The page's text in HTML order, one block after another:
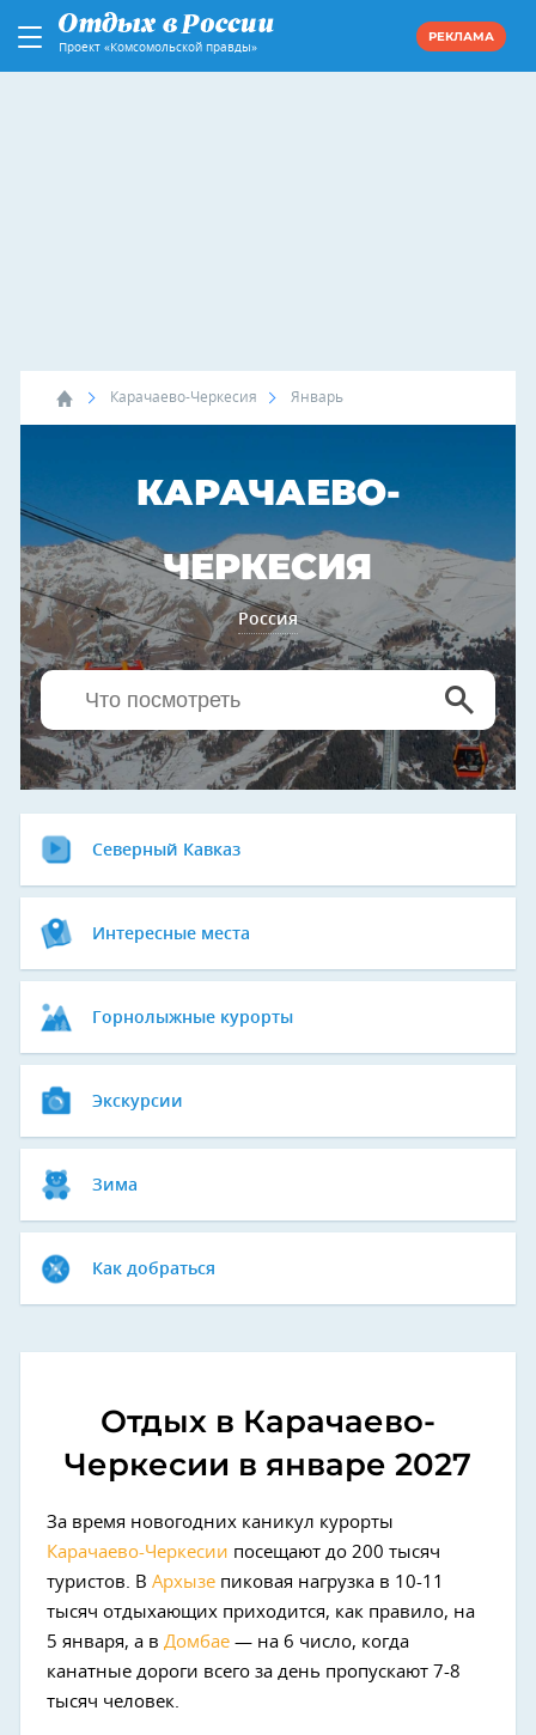
Проект «Комсомольской правды»
РЕКЛАМА
Карачаево-Черкесия Январь
КАРАЧАЕВО-
ЧЕРКЕСИЯ
Россия
Северный Кавказ
Интересные места
Горнолыжные курорты
Экскурсии
Зима
Как добраться
Отдых в Карачаево-
Черкесии в январе 2027
За время новогодних каникул курорты
Карачаево-Черкесии посещают до 200 тысяч
туристов. В Архызе пиковая нагрузка в 10-11
тысяч отдыхающих приходится, как правило, на
5 января, а в Домбае — на 6 число, когда
канатные дороги всего за день пропускают 7-8
тысяч человек.